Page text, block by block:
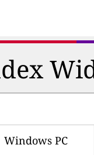
Windows PC